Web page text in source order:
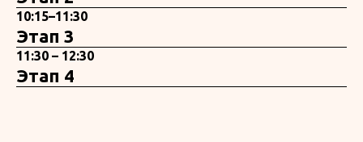
10:15–11:30
Этап 3
11:30 – 12:30
Этап 4